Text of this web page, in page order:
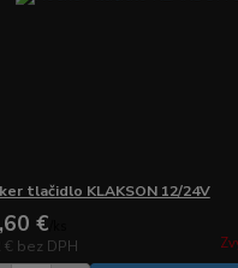
tlačidlo KLAKSON 12/24V
€
€ bez DPH